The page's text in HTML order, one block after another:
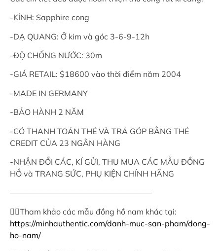
-KÍNH: Sapphire cong
-DẠ QUANG: Ở kim và góc 3-6-9-12h
-ĐỘ CHỐNG NƯỚC: 30m
-GIÁ RETAIL: $18600 vào thời điểm năm 2004
-MADE IN GERMANY
-BẢO HÀNH 2 NĂM
-CÓ THANH TOÁN THẺ VÀ TRẢ GÓP BẰNG THẺ
CREDIT CỦA 23 NGÂN HÀNG
-NHẬN ĐỔI CÁC, KÍ GỬI, THU MUA CÁC MẪU ĐỒNG
HỒ và TRANG SỨC, PHỤ KIỆN CHÍNH HÃNG
——————————————————
👉🏻Tham khảo các mẫu đồng hồ nam khác tại:
https://minhauthentic.com/danh-muc-san-pham/dong-
ho-nam/